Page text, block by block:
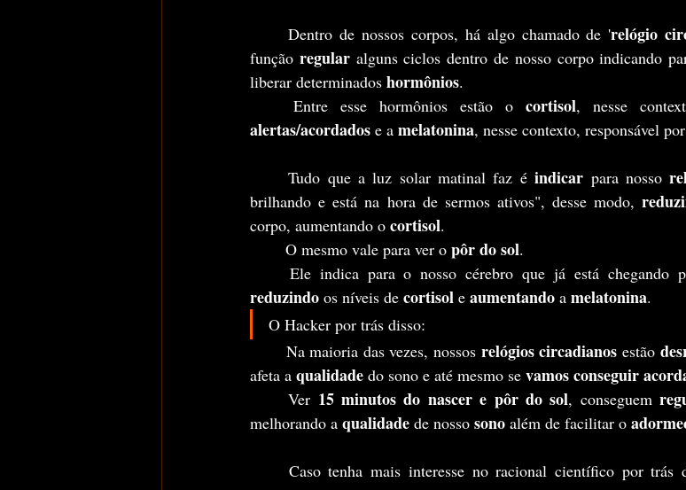
	Dentro de nossos corpos, há algo chamado de '
relógio
função regular alguns ciclos dentro de nosso corpo indicando
liberar determinados hormônios.
	Entre esse hormônios estão o
cortisol
alertas/acordados e a melatonina, nesse contexto, responsável
	Tudo que a luz solar matinal faz é
indicar para nosso
brilhando e está na hora de sermos ativos", desse modo,
corpo, aumentando o cortisol.
	O mesmo vale para ver o
pôr do sol.
reduzindo os níveis de cortisol e aumentando a melatonina.
O Hacker por trás disso:
	Na maioria das vezes, nossos
relógios circadianos estão
afeta a qualidade do sono e até mesmo se vamos conseguir
	Ver
15 minutos do nascer e pôr do sol, conseguem
melhorando a qualidade de nosso sono além de facilitar o